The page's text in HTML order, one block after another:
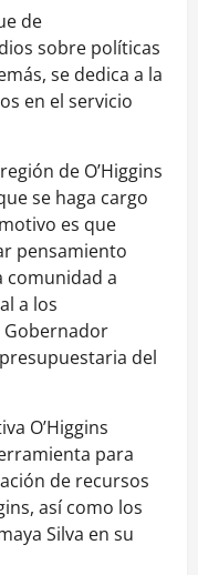
de
sobre políticas
se dedica a la
en el servicio
de O’Higgins
se haga cargo
es que
pensamiento
comunidad a
a los
del
O’Higgins
para
de recursos
así como los
Silva en su